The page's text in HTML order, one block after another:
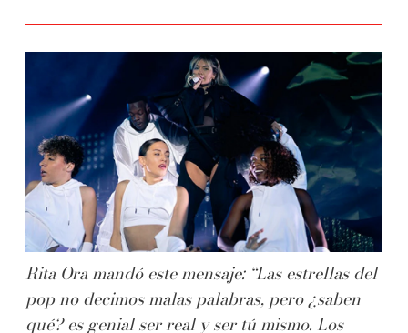
Rita Ora mandó este mensaje: “Las estrellas del
pop no decimos malas palabras, pero ¿saben
qué? es genial ser real y ser tú mismo. Los